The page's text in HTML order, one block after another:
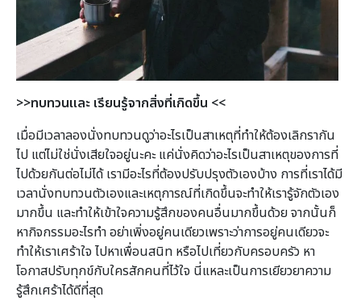
>>ทบทวนและ เรียนรู้จากสิ่งที่เกิดขึ้น <<
เมื่อมีเวลาลองนั่งทบทวนดูว่าอะไรเป็นสาเหตุที่ทำให้ต้องเลิกรากัน
ไป แต่ไม่ใช่นั่งเสียใจอยู่นะคะ แค่นั่งคิดว่าอะไรเป็นสาเหตุของการที่
ไปด้วยกันต่อไม่ได้ เรามีอะไรที่ต้องปรับปรุงตัวเองบ้าง การที่เราได้มี
เวลานั่งทบทวนตัวเองและเหตุการณ์ที่เกิดขึ้นจะทำให้เรารู้จักตัวเอง
มากขึ้น และทำให้เข้าใจความรู้สึกของคนอื่นมากขึ้นด้วย จากนั้นก็
หากิจกรรมอะไรทำ อย่าเพิ่งอยู่คนเดียวเพราะว่าการอยู่คนเดียวจะ
ทำให้เราเศร้าใจ ไปหาเพื่อนสนิท หรือไปเที่ยวกับครอบครัว หา
โอกาสปรับทุกข์กับใครสักคนที่ไว้ใจ นี่แหละเป็นการเยียวยาความ
รู้สึกเศร้าได้ดีที่สุด